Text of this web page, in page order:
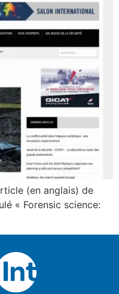
(en anglais) de
« Forensic science: